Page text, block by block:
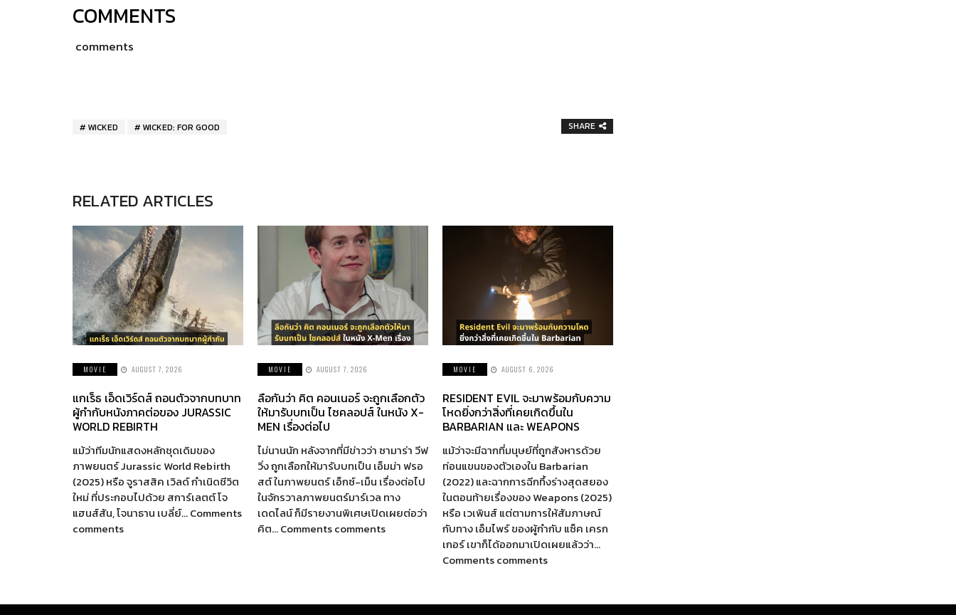
COMMENTS
comments
WICKED WICKED: FOR GOOD SHARE
RELATED ARTICLES
MOVIE AUGUST 7, 2026
แกเร็ธ เอ็ดเวิร์ดส์ ถอนตัวจากบทบาท
ผู้กำกับหนังภาคต่อของ JURASSIC
WORLD REBIRTH
แม้ว่าทีมนักแสดงหลักชุดเดิมของ
ภาพยนตร์ Jurassic World Rebirth
(2025) หรือ จูราสสิค เวิลด์ กำเนิดชีวิต
ใหม่ ที่ประกอบไปด้วย สการ์เลตต์ โจ
แฮนส์สัน, โจนาธาน เบลี่ย์… Comments
comments
MOVIE AUGUST 7, 2026
ลือกันว่า คิต คอนเนอร์ จะถูกเลือกตัว
ให้มารับบทเป็น ไซคลอปส์ ในหนัง X-
MEN เรื่องต่อไป
ไม่นานนัก หลังจากที่มีข่าวว่า ซามาร่า วีฟ
วิ่ง ถูกเลือกให้มารับบทเป็น เอ็มม่า ฟรอ
สต์ ในภาพยนตร์ เอ็กซ์-เม็น เรื่องต่อไป
ในจักรวาลภาพยนตร์มาร์เวล ทาง
เดดไลน์ ก็มีรายงานพิเศษเปิดเผยต่อว่า
คิต… Comments comments
MOVIE AUGUST 6, 2026
RESIDENT EVIL จะมาพร้อมกับความ
โหดยิ่งกว่าสิ่งที่เคยเกิดขึ้นใน
BARBARIAN และ WEAPONS
แม้ว่าจะมีฉากที่มนุษย์ที่ถูกสังหารด้วย
ท่อนแขนของตัวเองใน Barbarian
(2022) และฉากการฉีกทึ้งร่างสุดสยอง
ในตอนท้ายเรื่องของ Weapons (2025)
หรือ เวเพินส์ แต่ตามการให้สัมภาษณ์
กับทาง เอ็มไพร์ ของผู้กำกับ แซ็ค เครก
เกอร์ เขาก็ได้ออกมาเปิดเผยแล้วว่า…
Comments comments